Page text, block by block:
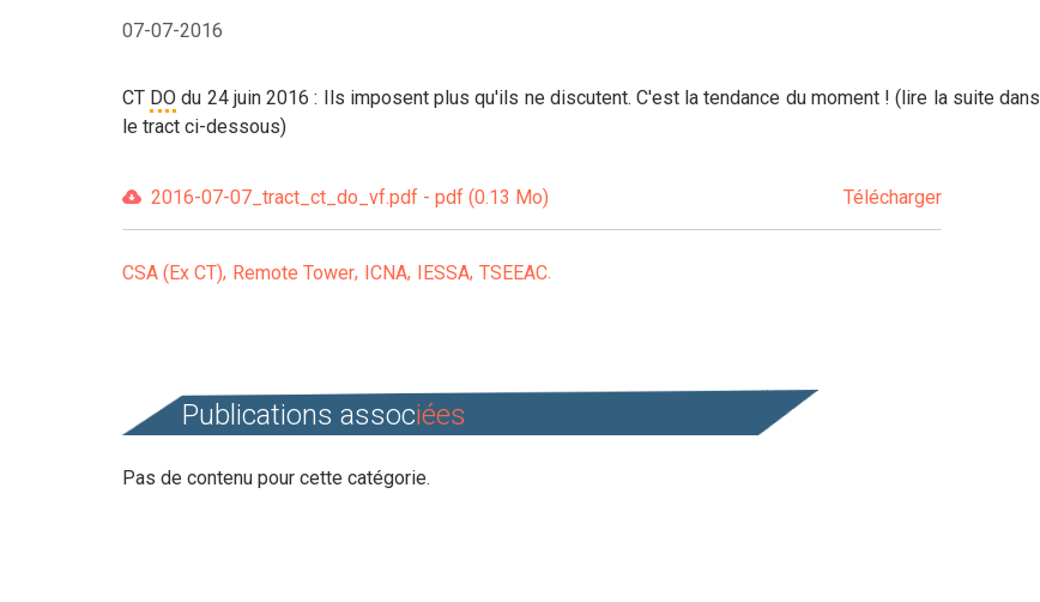
07-07-2016
CT DO du 24 juin 2016 : Ils imposent plus qu'ils ne discutent. C'est la tendance du moment ! (lire la suite dans
le tract ci-dessous)
2016-07-07_tract_ct_do_vf.pdf - pdf (0.13 Mo) Télécharger
CSA (Ex CT) Remote Tower ICNA IESSA TSEEAC
Publications associées
Pas de contenu pour cette catégorie.